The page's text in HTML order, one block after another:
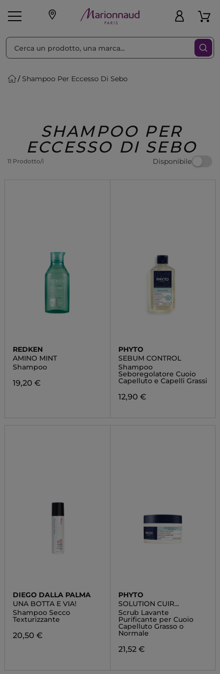
Make-up Profumi
Regalo
Shampoo Per Eccesso Di Sebo
SHAMPOO PER
ECCESSO DI SEBO
11 Prodotto/i Disponibile
Ordina per Filtra
REDKEN
AMINO MINT
Shampoo
19,20 €
PHYTO
SEBUM CONTROL
Shampoo
Seboregolatore Cuoio
Capelluto e Capelli Grassi
12,90 €
DIEGO DALLA PALMA
UNA BOTTA E VIA!
Shampoo Secco
Texturizzante
20,50 €
PHYTO
SOLUTION CUIR
CHEVELU
Scrub Lavante
Purificante per Cuoio
Capelluto Grasso o
Normale
21,52 €